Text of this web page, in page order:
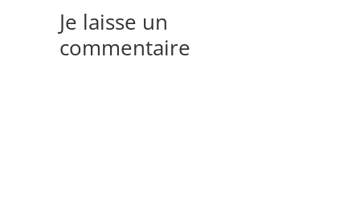
Je laisse un
commentaire